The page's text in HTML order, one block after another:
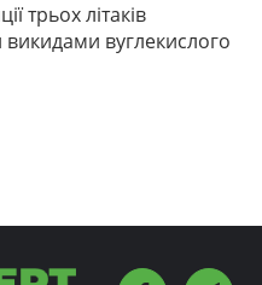
трьох літаків
вуглекислого